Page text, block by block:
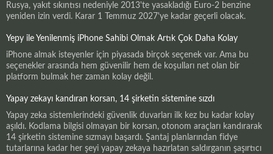
Rusya, yakıt sıkıntısı nedeniyle 2013'te yasakladığı Euro-2 benzine
yeniden izin verdi. Karar 1 Temmuz 2027'ye kadar geçerli olacak.
Yepy ile Yenilenmiş iPhone Sahibi Olmak Artık Çok Daha Kolay
iPhone almak isteyenler için piyasada birçok seçenek var. Ama bu
seçenekler arasında hem güvenilir hem de koşulları net olan bir
platform bulmak her zaman kolay değil.
Yapay zekayı kandıran korsan, 14 şirketin sistemine sızdı
Yapay zeka sistemlerindeki güvenlik duvarları ilk kez bu kadar kolay
aşıldı. Kodlama bilgisi olmayan bir korsan, otonom araçları kandırarak
14 şirketin sistemine sızmayı başardı. Şantaj planlarından fidye
tutarlarına kadar her şeyi yapay zekaya hazırlatan saldırganın şaşırtıcı